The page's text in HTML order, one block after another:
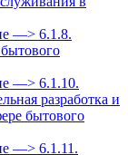
—> 6.1.8.
—> 6.1.10.
разработка и
бытового
—> 6.1.11.